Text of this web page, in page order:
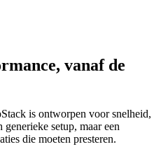
vanaf de
is ontworpen voor snelheid,
setup, maar een
die moeten presteren.